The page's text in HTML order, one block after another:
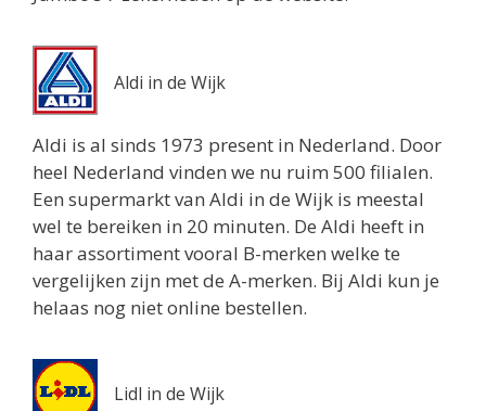
Aldi in de Wijk
Aldi is al sinds 1973 present in Nederland. Door
heel Nederland vinden we nu ruim 500 filialen.
Een supermarkt van Aldi in de Wijk is meestal
wel te bereiken in 20 minuten. De Aldi heeft in
haar assortiment vooral B-merken welke te
vergelijken zijn met de A-merken. Bij Aldi kun je
helaas nog niet online bestellen.
Lidl in de Wijk